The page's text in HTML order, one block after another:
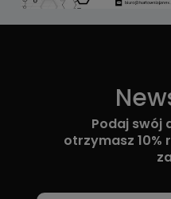
Podaj swój
otrzymasz 10%